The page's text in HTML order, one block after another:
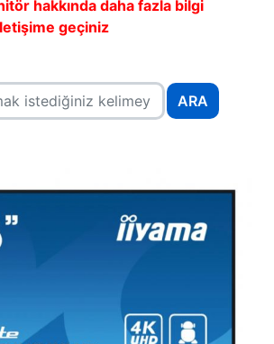
hakkında daha fazla bilgi
geçiniz
ARA